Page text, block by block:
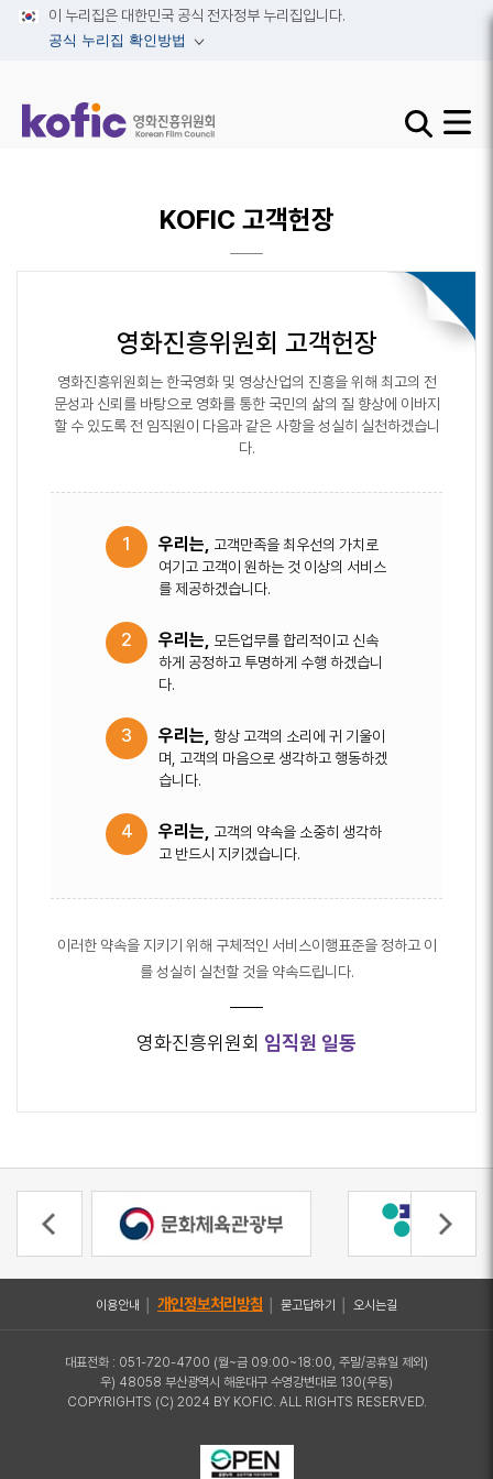
이 누리집은 대한민국 공식 전자정부 누리집입니다.
공식 누리집 확인방법
검색창 열기
사이트
KOFIC 고객헌장
영화진흥위원회 고객헌장
영화진흥위원회는 한국영화 및 영상산업의 진흥을 위해 최고의 전
문성과 신뢰를 바탕으로 영화를 통한 국민의 삶의 질 향상에 이바지
할 수 있도록 전 임직원이 다음과 같은 사항을 성실히 실천하겠습니
다.
1 우리는, 고객만족을 최우선의 가치로
여기고 고객이 원하는 것 이상의 서비스
를 제공하겠습니다.
2 우리는, 모든업무를 합리적이고 신속
하게 공정하고 투명하게 수행 하겠습니
다.
3 우리는, 항상 고객의 소리에 귀 기울이
며, 고객의 마음으로 생각하고 행동하겠
습니다.
4 우리는, 고객의 약속을 소중히 생각하
고 반드시 지키겠습니다.
이러한 약속을 지키기 위해 구체적인 서비스이행표준을 정하고 이
를 성실히 실천할 것을 약속드립니다.
영화진흥위원회 임직원 일동
이용안내 개인정보처리방침 묻고답하기 오시는길
대표전화 : 051-720-4700 (월~금 09:00~18:00, 주말/공휴일 제외)
우) 48058 부산광역시 해운대구 수영강변대로 130(우동)
COPYRIGHTS (C) 2024 BY KOFIC. ALL RIGHTS RESERVED.